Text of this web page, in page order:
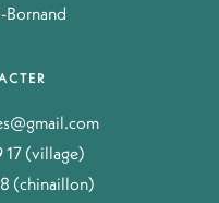
Bornand
(village)
(chinaillon)